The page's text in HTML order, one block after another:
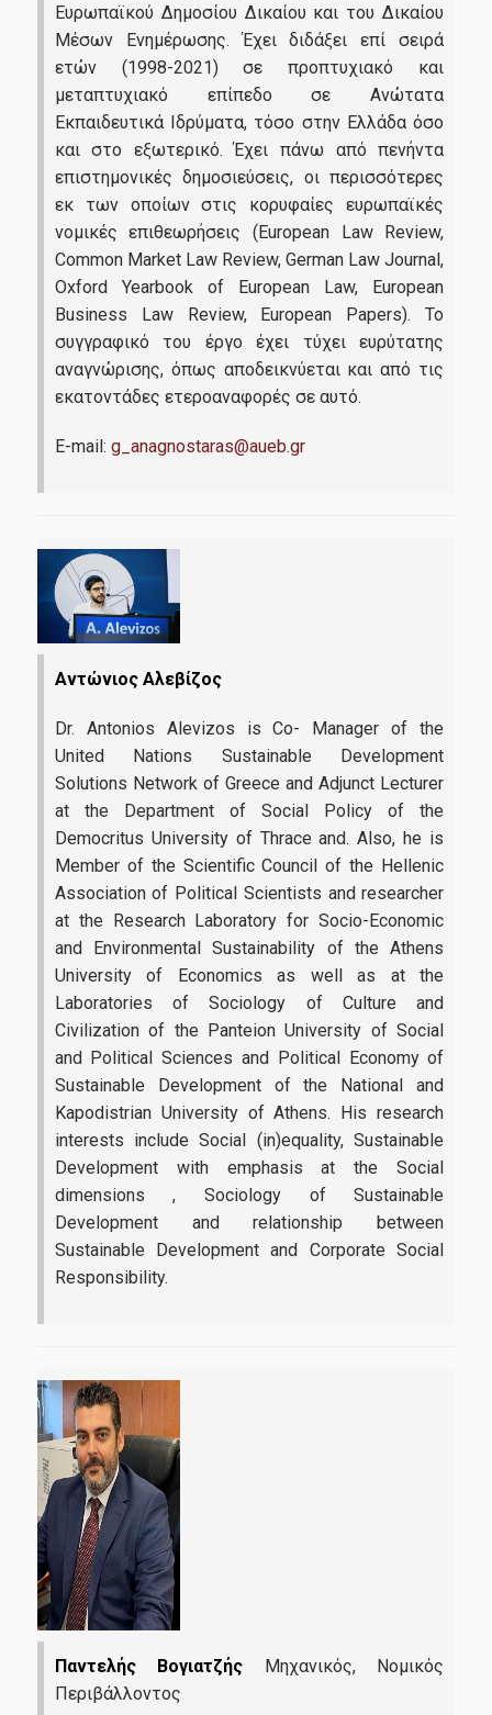
Ευρωπαϊκού Δημοσίου Δικαίου και του Δικαίου
Μέσων Ενημέρωσης. Έχει διδάξει επί σειρά
ετών (1998-2021) σε προπτυχιακό και
μεταπτυχιακό επίπεδο σε Ανώτατα
Εκπαιδευτικά Ιδρύματα, τόσο στην Ελλάδα όσο
και στο εξωτερικό. Έχει πάνω από πενήντα
επιστημονικές δημοσιεύσεις, οι περισσότερες
εκ των οποίων στις κορυφαίες ευρωπαϊκές
νομικές επιθεωρήσεις (European Law Review,
Common Market Law Review, German Law Journal,
Oxford Yearbook of European Law, European
Business Law Review, European Papers). Το
συγγραφικό του έργο έχει τύχει ευρύτατης
αναγνώρισης, όπως αποδεικνύεται και από τις
εκατοντάδες ετεροαναφορές σε αυτό.
E-mail: g_anagnostaras@aueb.gr
Αντώνιος Αλεβίζος
Dr. Antonios Alevizos is Co- Manager of the
United Nations Sustainable Development
Solutions Network of Greece and Adjunct Lecturer
at the Department of Social Policy of the
Democritus University of Thrace and. Also, he is
Member of the Scientific Council of the Hellenic
Association of Political Scientists and researcher
at the Research Laboratory for Socio-Economic
and Environmental Sustainability of the Athens
University of Economics as well as at the
Laboratories of Sociology of Culture and
Civilization of the Panteion University of Social
and Political Sciences and Political Economy of
Sustainable Development of the National and
Kapodistrian University of Athens. His research
interests include Social (in)equality, Sustainable
Development with emphasis at the Social
dimensions , Sociology of Sustainable
Development and relationship between
Sustainable Development and Corporate Social
Responsibility.
Παντελής Βογιατζής
Μηχανικός, Νομικός
Περιβάλλοντος